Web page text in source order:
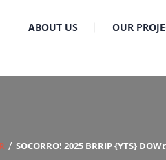
ABOUT US OUR
SOCORRO! 2025 BRRIP {YTS}